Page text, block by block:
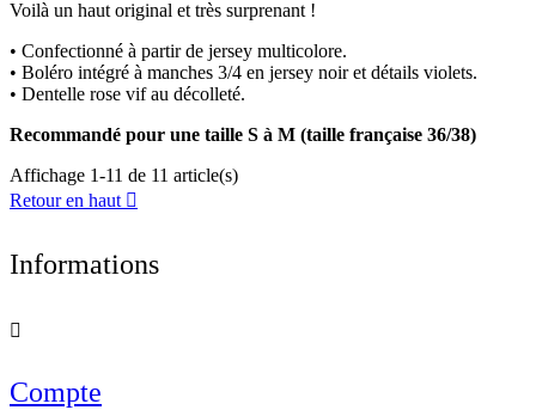
Voilà un haut original et très surprenant !
• Confectionné à partir de jersey multicolore.
• Boléro intégré à manches 3/4 en jersey noir et détails violets.
• Dentelle rose vif au décolleté.
Recommandé pour une taille S à M (taille française 36/38)
Affichage 1-11 de 11 article(s)
Retour en haut 
Informations

Compte